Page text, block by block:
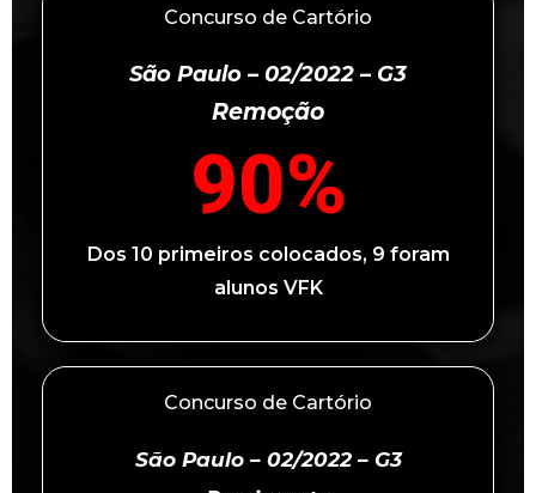
Concurso de Cartório
São Paulo – 02/2022 – G3
Remoção
90%
Dos 10 primeiros colocados, 9 foram
alunos VFK
Concurso de Cartório
São Paulo – 02/2022 – G3